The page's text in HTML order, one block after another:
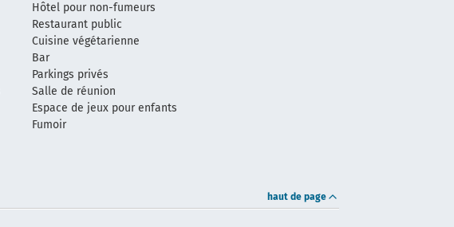
Hôtel pour non-fumeurs
Restaurant public
Cuisine végétarienne
Bar
Parkings privés
Salle de réunion
Espace de jeux pour enfants
Fumoir
haut de page